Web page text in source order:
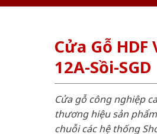
Cửa Gỗ
12A-Sồi-SGD
Cửa gỗ công nghiệp
thương hiệu sản
chuỗi các hệ thống